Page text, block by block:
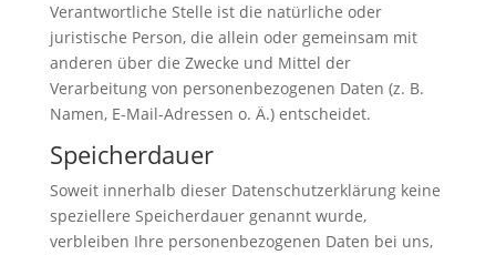
Verantwortliche Stelle ist die natürliche oder
juristische Person, die allein oder gemeinsam mit
anderen über die Zwecke und Mittel der
Verarbeitung von personenbezogenen Daten (z. B.
Namen, E-Mail-Adressen o. Ä.) entscheidet.
Speicherdauer
Soweit innerhalb dieser Datenschutzerklärung keine
speziellere Speicherdauer genannt wurde,
verbleiben Ihre personenbezogenen Daten bei uns,